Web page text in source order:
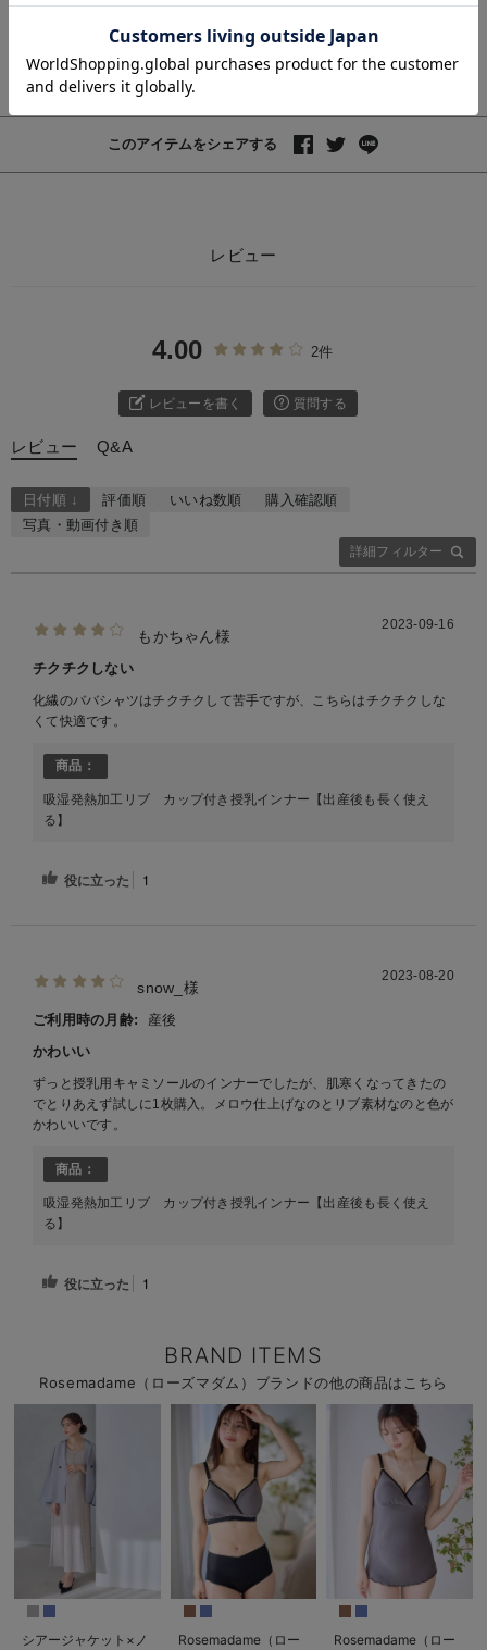
このアイテムをシェアする
レビュー
4.00 2件
レビューを書く 質問する
レビュー Q&A
詳細フィルター
日付順 ↓ 評価順 いいね数順
購入確認順
写真・動画付き順
もかちゃん様
2023-09-16
チクチクしない
化繊のババシャツはチクチクして苦手ですが、こちらはチクチクしな
くて快適です。
商品：
吸湿発熱加工リブ カップ付き授乳インナー【出産後も長く使え
る】
役に立った 1
snow_様
2023-08-20
ご利用時の月齢:
産後
かわいい
ずっと授乳用キャミソールのインナーでしたが、肌寒くなってきたの
でとりあえず試しに1枚購入。メロウ仕上げなのとリブ素材なのと色が
かわいいです。
商品：
吸湿発熱加工リブ カップ付き授乳インナー【出産後も長く使え
る】
役に立った 1
BRAND ITEMS
Rosemadame（ローズマダム）ブランドの他の商品はこちら
シアージャケット×ノ
Rosemadame（ロー
Rosemadame（ロー
お気に入り商品を確認する